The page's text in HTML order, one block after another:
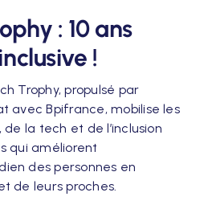
: 10 ans
!
Trophy, propulsé par
avec Bpifrance, mobilise les
la tech et de l’inclusion
qui améliorent
des personnes en
de leurs proches.